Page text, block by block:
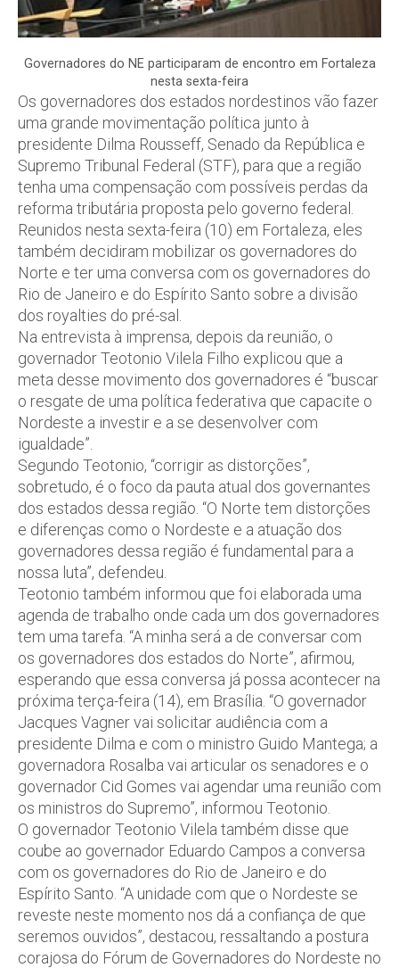
Governadores do NE participaram de encontro em Fortaleza
nesta sexta-feira
Os governadores dos estados nordestinos vão fazer
uma grande movimentação política junto à
presidente Dilma Rousseff, Senado da República e
Supremo Tribunal Federal (STF), para que a região
tenha uma compensação com possíveis perdas da
reforma tributária proposta pelo governo federal.
Reunidos nesta sexta-feira (10) em Fortaleza, eles
também decidiram mobilizar os governadores do
Norte e ter uma conversa com os governadores do
Rio de Janeiro e do Espírito Santo sobre a divisão
dos royalties do pré-sal.
Na entrevista à imprensa, depois da reunião, o
governador Teotonio Vilela Filho explicou que a
meta desse movimento dos governadores é “buscar
o resgate de uma política federativa que capacite o
Nordeste a investir e a se desenvolver com
igualdade”.
Segundo Teotonio, “corrigir as distorções”,
sobretudo, é o foco da pauta atual dos governantes
dos estados dessa região. “O Norte tem distorções
e diferenças como o Nordeste e a atuação dos
governadores dessa região é fundamental para a
nossa luta”, defendeu.
Teotonio também informou que foi elaborada uma
agenda de trabalho onde cada um dos governadores
tem uma tarefa. “A minha será a de conversar com
os governadores dos estados do Norte”, afirmou,
esperando que essa conversa já possa acontecer na
próxima terça-feira (14), em Brasília. “O governador
Jacques Vagner vai solicitar audiência com a
presidente Dilma e com o ministro Guido Mantega; a
governadora Rosalba vai articular os senadores e o
governador Cid Gomes vai agendar uma reunião com
os ministros do Supremo”, informou Teotonio.
O governador Teotonio Vilela também disse que
coube ao governador Eduardo Campos a conversa
com os governadores do Rio de Janeiro e do
Espírito Santo. “A unidade com que o Nordeste se
reveste neste momento nos dá a confiança de que
seremos ouvidos”, destacou, ressaltando a postura
corajosa do Fórum de Governadores do Nordeste no